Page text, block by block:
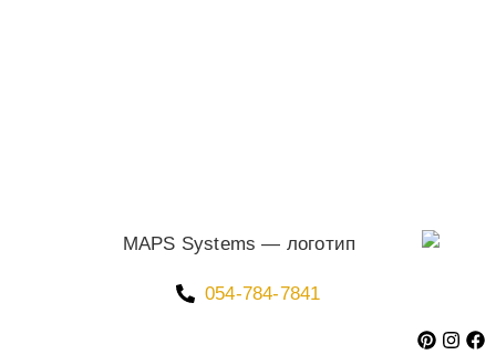
054-784-7841